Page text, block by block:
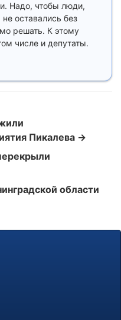
Надо, чтобы люди,
оставались без
решать. К этому
числе и депутаты.
Пикалева →
области